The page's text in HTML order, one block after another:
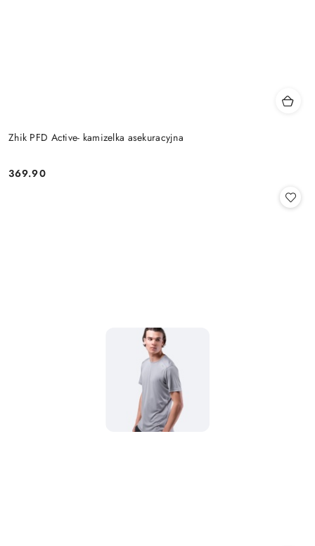
Zhik PFD Active- kamizelka asekuracyjna
Cena:
369.90